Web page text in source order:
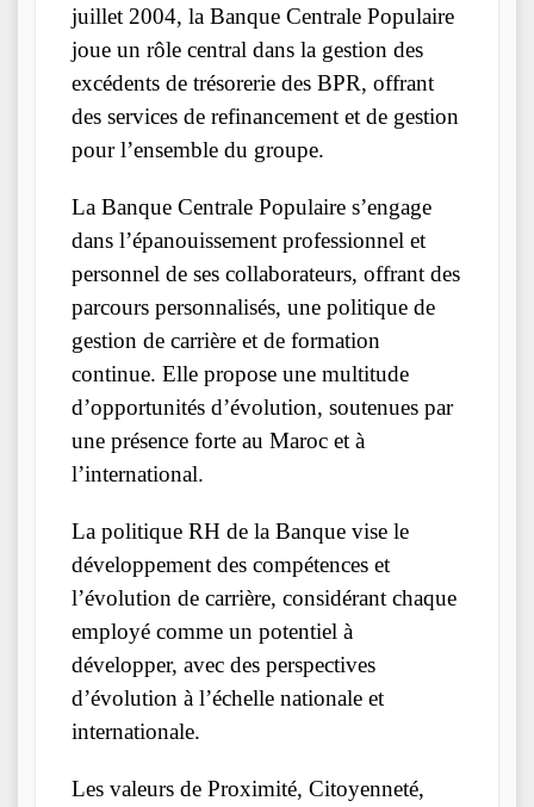
juillet 2004, la Banque Centrale Populaire
joue un rôle central dans la gestion des
excédents de trésorerie des BPR, offrant
des services de refinancement et de gestion
pour l’ensemble du groupe.
La Banque Centrale Populaire s’engage
dans l’épanouissement professionnel et
personnel de ses collaborateurs, offrant des
parcours personnalisés, une politique de
gestion de carrière et de formation
continue. Elle propose une multitude
d’opportunités d’évolution, soutenues par
une présence forte au Maroc et à
l’international.
La politique RH de la Banque vise le
développement des compétences et
l’évolution de carrière, considérant chaque
employé comme un potentiel à
développer, avec des perspectives
d’évolution à l’échelle nationale et
internationale.
Les valeurs de Proximité, Citoyenneté,